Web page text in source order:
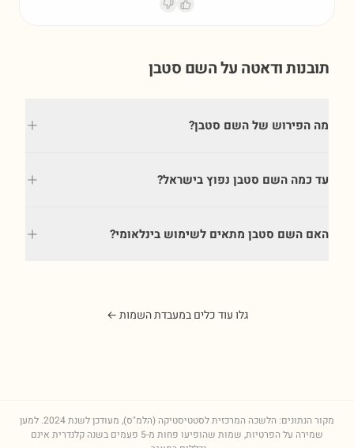
תובנות ודאטה על השם סטבן
מה הפירוש של השם סטבן?
עד כמה השם סטבן נפוץ בישראל?
האם השם סטבן מתאים לשימוש בינלאומי?
גלו עוד כלים במעבדת השמות ←
מקור הנתונים: הלשכה המרכזית לסטטיסטיקה (הלמ"ס), מעודכן לשנת2024. למען
שמירה על הפרטיות, שמות שהופיעו פחות מ-5 פעמים בשנה קלנדרית אינם